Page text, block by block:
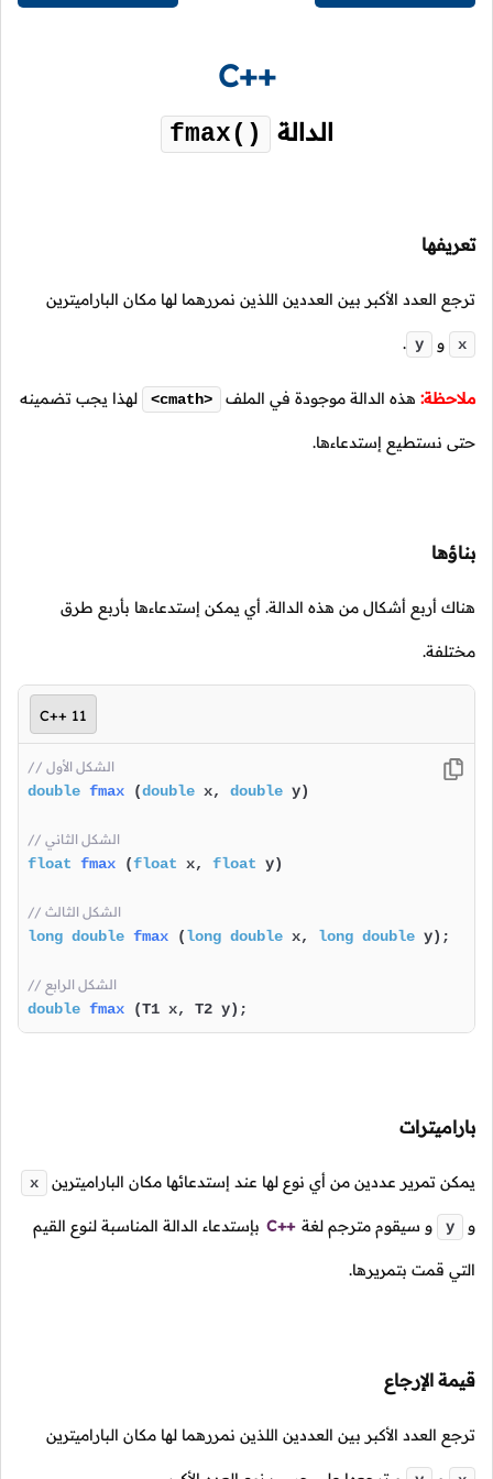
C++
الدالة fmax()
تعريفها
ترجع العدد الأكبر بين العددين اللذين نمررهما لها مكان الباراميترين
x و y
.
ملاحظة: هذه الدالة موجودة في الملف <cmath> لهذا يجب تضمينه
حتى نستطيع إستدعاءها.
بناؤها
هناك أربع أشكال من هذه الدالة. أي يمكن إستدعاءها بأربع طرق
مختلفة.
C++ 11
// الشكل الأول
double fmax (double x, double y)
// الشكل الثاني
float fmax (float x, float y)
// الشكل الثالث
long double fmax (long double x, long double y) ;
// الشكل الرابع
double fmax (T1 x, T2 y) ;
باراميترات
يمكن تمرير عددين من أي نوع لها عند إستدعائها مكان الباراميترين x
و y و سيقوم مترجم لغة C++ بإستدعاء الدالة المناسبة لنوع القيم
التي قمت بتمريرها.
قيمة الإرجاع
ترجع العدد الأكبر بين العددين اللذين نمررهما لها مكان الباراميترين